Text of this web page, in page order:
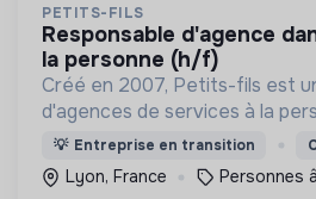
PETITS-FILS
responsable d'agence dans les services à
la personne (h/f)
Créé en 2007, Petits-fils est
d'agences de services à la
dans l'aide à domicile pour les
💡 Entreprise en transition
Lyon, France Personnes